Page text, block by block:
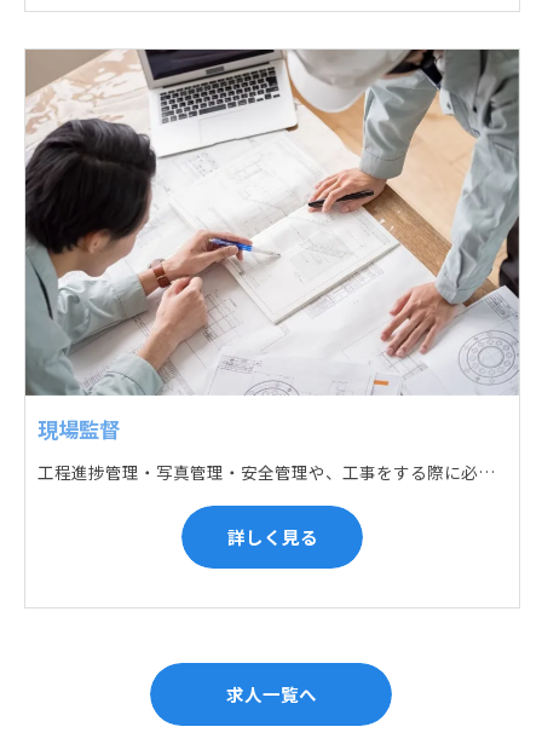
現場監督
工程進捗管理・写真管理・安全管理や、工事をする際に必要な各種書類作成・届出 (申請) などの現場管理業務をお任せします。遅れている箇所のサポートに入るなど、臨機応変な対応が必要になります。
詳しく見る
求人一覧へ